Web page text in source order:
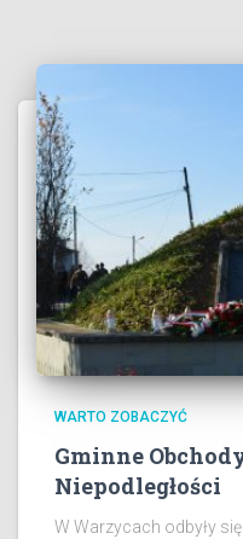
WARTO ZOBACZYĆ
Gminne
Niepodległości
W Warzycach odbyły